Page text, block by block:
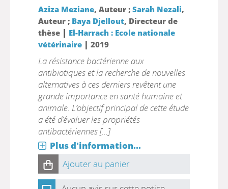
Aziza Meziane, Auteur ; Sarah Nezali,
Auteur ; Baya Djellout, Directeur de
thèse | El-Harrach : Ecole nationale
vétérinaire| 2019
La résistance bactérienne aux
antibiotiques et la recherche de nouvelles
alternatives à ces derniers revêtent une
grande importance en santé humaine et
animale. L’objectif principal de cette étude
a été d’évaluer les propriétés
antibactériennes [...]
Plus d'information...
Ajouter au panier